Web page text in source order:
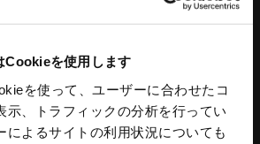
Cookieを使用します
を使って、ユーザーに合わせたコ
示、トラフィックの分析を行ってい
によるサイトの利用状況についても
コンクリートプラント